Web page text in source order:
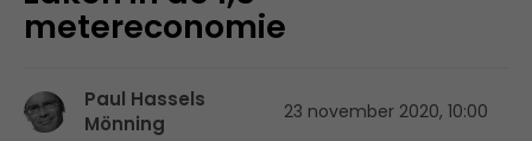
metereconomie
Paul Hassels
Mönning
23 november 2020, 10:00